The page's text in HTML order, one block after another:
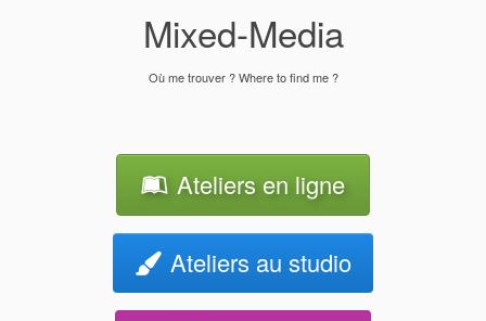
Mixed-Media
Où me trouver ? Where to find me ?
Ateliers en ligne
Ateliers au studio